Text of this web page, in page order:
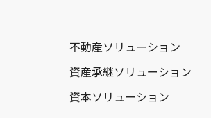
不動産ソリューション
資産承継ソリューション
資本ソリューション